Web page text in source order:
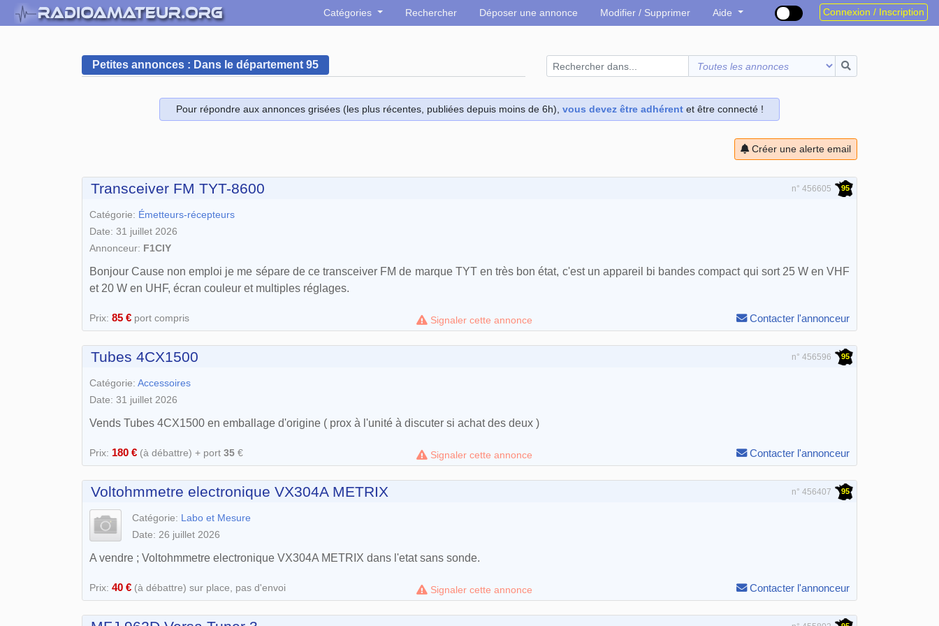
Catégories Rechercher Déposer une annonce Modifier / Supprimer Aide Connexion / Inscription
Petites annonces : Dans le département 95
Pour répondre aux annonces grisées (les plus récentes, publiées depuis moins de 6h), vous devez être adhérentet être connecté !
Créer une alerte email
Transceiver FM TYT-8600 n° 456605 95
Catégorie: Émetteurs-récepteurs
Date: 31 juillet 2026
Annonceur: F1CIY
Bonjour Cause non emploi je me sépare de ce transceiver FM de marque TYT en très bon état, c'est un appareil bi bandes compact qui sort 25 W en VHF
et 20 W en UHF, écran couleur et multiples réglages.
Prix: 85 € port compris Signaler cette annonce Contacter l'annonceur
Tubes 4CX1500 n° 456596 95
Catégorie: Accessoires
Date: 31 juillet 2026
Vends Tubes 4CX1500 en emballage d'origine ( prox à l'unité à discuter si achat des deux )
Prix: 180 € (à débattre) + port 35 € Signaler cette annonce Contacter l'annonceur
Voltohmmetre electronique VX304A METRIX n° 456407 95
Catégorie: Labo et Mesure
Date: 26 juillet 2026
A vendre ; Voltohmmetre electronique VX304A METRIX dans l'etat sans sonde.
Prix: 40 € (à débattre) sur place, pas d'envoi Signaler cette annonce Contacter l'annonceur